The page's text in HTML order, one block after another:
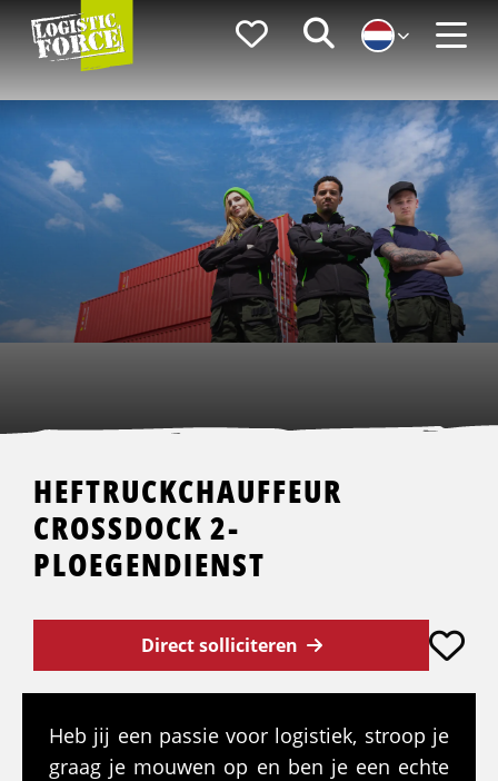
Logistic
Force
FavorietenZoeken
HEFTRUCKCHAUFFEUR
CROSSDOCK 2-
PLOEGENDIENST
Direct solliciteren
Heb jij een passie voor logistiek, stroop je
graag je mouwen op en ben je een echte